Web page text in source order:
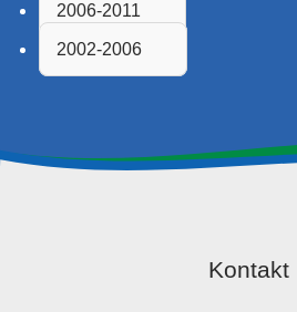
2006-2011
2002-2006
Kontakt